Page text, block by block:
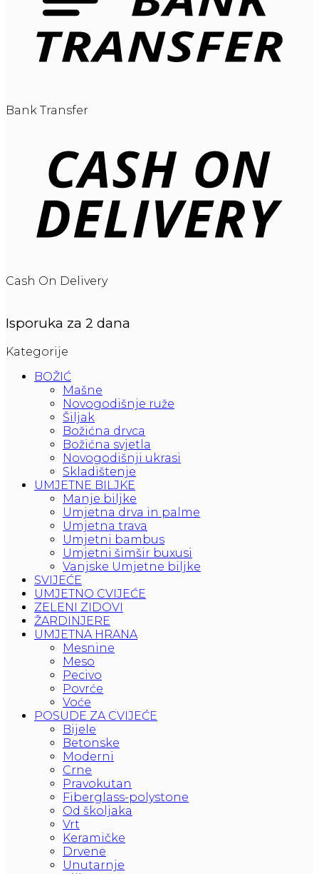
Bank Transfer
Cash On Delivery
Isporuka za 2 dana
Kategorije
BOŽIĆ
Mašne
Novogodišnje ruže
Šiljak
Božićna drvca
Božićna svjetla
Novogodišnji ukrasi
Skladištenje
UMJETNE BILJKE
Manje biljke
Umjetna drva in palme
Umjetna trava
Umjetni bambus
Umjetni šimšir buxusi
Vanjske Umjetne biljke
SVIJEĆE
UMJETNO CVIJEĆE
ZELENI ZIDOVI
ŽARDINJERE
UMJETNA HRANA
Mesnine
Meso
Pecivo
Povrće
Voće
POSUDE ZA CVIJEĆE
Bijele
Betonske
Moderni
Crne
Pravokutan
Fiberglass-polystone
Od školjaka
Vrt
Keramičke
Drvene
Unutarnje